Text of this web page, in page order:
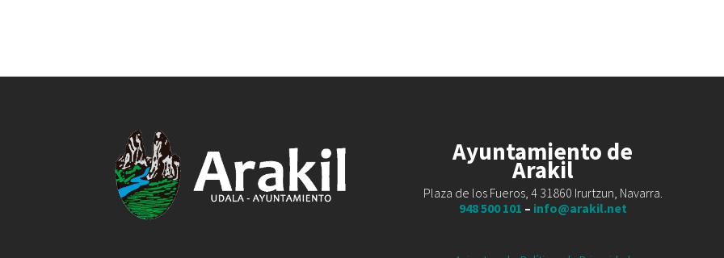
Ayuntamiento de
Arakil
Plaza de los Fueros, 4 31860 Irurtzun, Navarra.
948 500 101 – info@arakil.net